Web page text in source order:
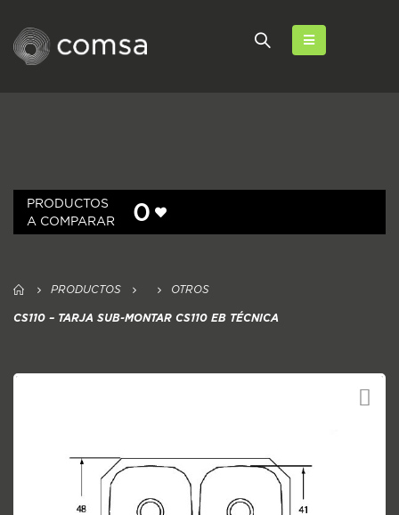
PRODUCTOS
A COMPARAR
0
PRODUCTOS OTROS
CS110 – TARJA SUB-MONTAR CS110 EB TÉCNICA